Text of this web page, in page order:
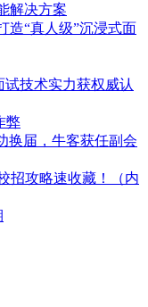
解决方案
造“真人级”沉浸式面
技术实力获权威认
弊
换届，牛客获任副会
招攻略速收藏！（内